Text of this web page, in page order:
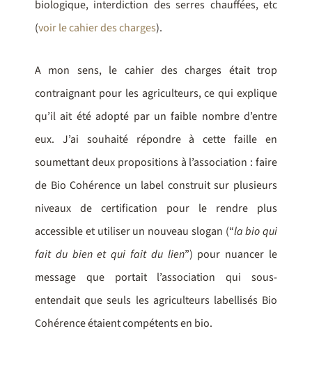
biologique, interdiction des serres chauffées, etc
(voir le cahier des charges).
A mon sens, le cahier des charges était trop
contraignant pour les agriculteurs, ce qui explique
qu’il ait été adopté par un faible nombre d’entre
eux. J’ai souhaité répondre à cette faille en
soumettant deux propositions à l’association : faire
de Bio Cohérence un label construit sur plusieurs
niveaux de certification pour le rendre plus
accessible et utiliser un nouveau slogan (“la bio qui
fait du bien et qui fait du lien”) pour nuancer le
message que portait l’association qui sous-
entendait que seuls les agriculteurs labellisés Bio
Cohérence étaient compétents en bio.